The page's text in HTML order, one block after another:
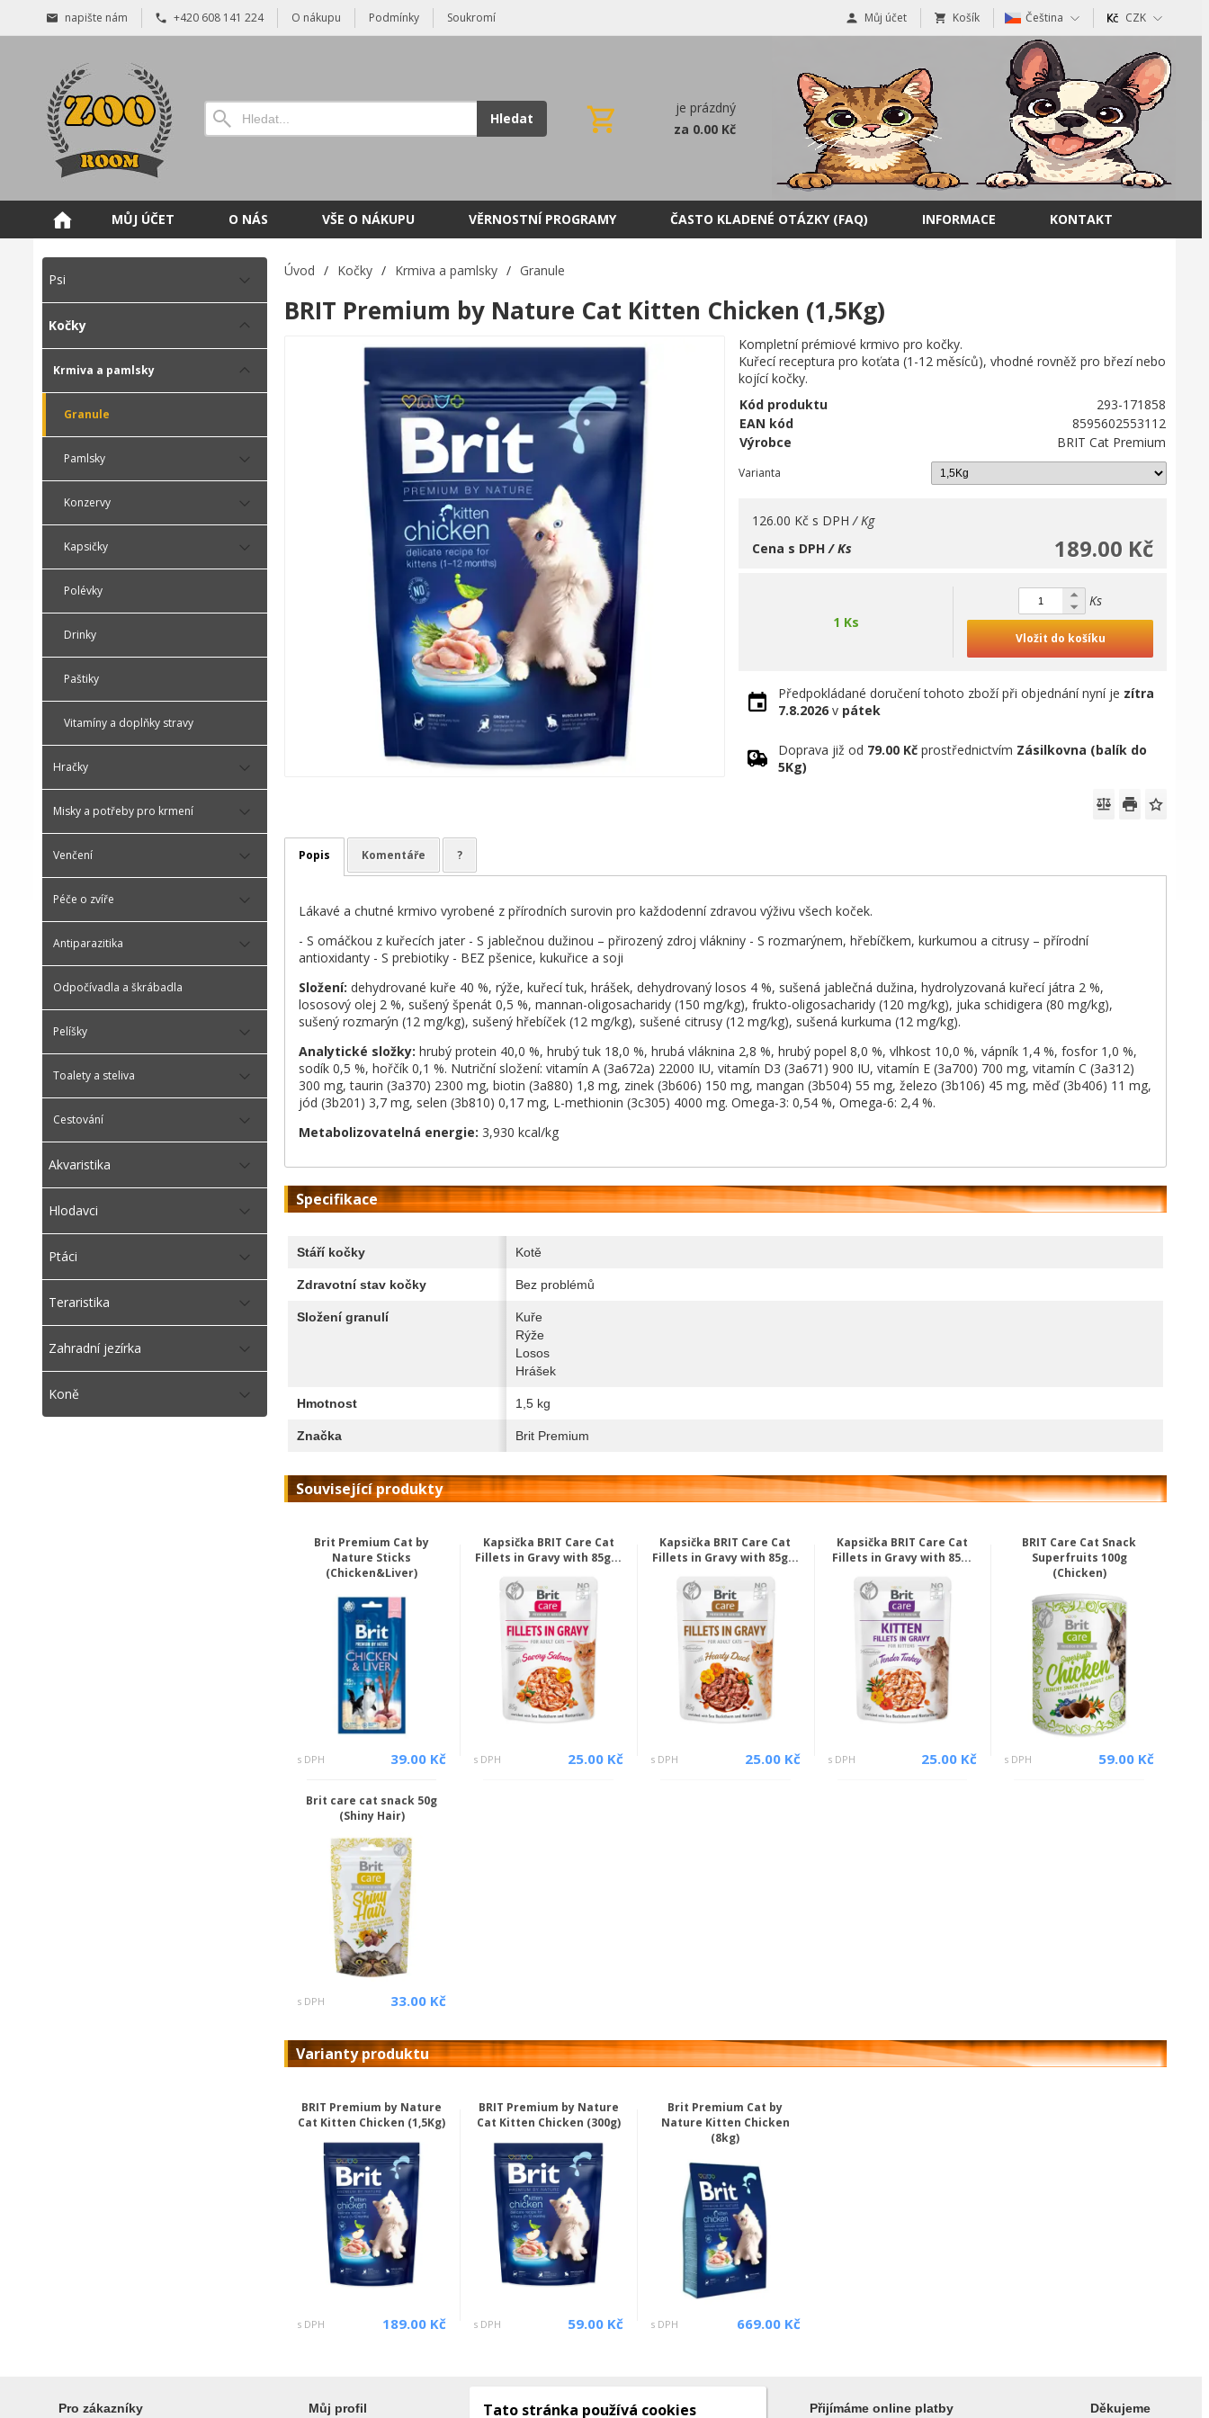
napište nám +420 608 141 224 O nákupu Podmínky Soukromí Můj účet Košík Čeština CZK
Hledat
je prázdný
za 0.00 Kč
MŮJ ÚČET O NÁS VŠE O NÁKUPU VĚRNOSTNÍ PROGRAMY ČASTO KLADENÉ OTÁZKY (FAQ) INFORMACE KONTAKT
Psi
Kočky
Krmiva a pamlsky
Granule
Pamlsky
Konzervy
Kapsičky
Polévky
Drinky
Paštiky
Vitamíny a doplňky stravy
Hračky
Misky a potřeby pro krmení
Venčení
Péče o zvíře
Antiparazitika
Odpočívadla a škrábadla
Pelíšky
Toalety a steliva
Cestování
Akvaristika
Hlodavci
Ptáci
Teraristika
Zahradní jezírka
Koně
Úvod / Kočky / Krmiva a pamlsky / Granule
BRIT Premium by Nature Cat Kitten Chicken (1,5Kg)
Kompletní prémiové krmivo pro kočky.
Kuřecí receptura pro koťata (1-12 měsíců), vhodné rovněž pro březí nebo
kojící kočky.
Kód produktu
293-171858
EAN kód
8595602553112
Výrobce
BRIT Cat Premium
Varianta
126.00 Kč s DPH / Kg
189.00 Kč
Cena s DPH/ Ks
1 Ks
Ks
Vložit do košíku
Předpokládané doručení tohoto zboží při objednání nyní je zítra
7.8.2026 v pátek
Doprava již od 79.00 Kč prostřednictvím Zásilkovna (balík do
5Kg)
Popis Komentáře ?
Lákavé a chutné krmivo vyrobené z přírodních surovin pro každodenní zdravou výživu všech koček.
- S omáčkou z kuřecích jater - S jablečnou dužinou – přirozený zdroj vlákniny - S rozmarýnem, hřebíčkem, kurkumou a citrusy – přírodní
antioxidanty - S prebiotiky - BEZ pšenice, kukuřice a soji
Složení: dehydrované kuře 40 %, rýže, kuřecí tuk, hrášek, dehydrovaný losos 4 %, sušená jablečná dužina, hydrolyzovaná kuřecí játra 2 %,
lososový olej 2 %, sušený špenát 0,5 %, mannan-oligosacharidy (150 mg/kg), frukto-oligosacharidy (120 mg/kg), juka schidigera (80 mg/kg),
sušený rozmarýn (12 mg/kg), sušený hřebíček (12 mg/kg), sušené citrusy (12 mg/kg), sušená kurkuma (12 mg/kg).
Analytické složky: hrubý protein 40,0 %, hrubý tuk 18,0 %, hrubá vláknina 2,8 %, hrubý popel 8,0 %, vlhkost 10,0 %, vápník 1,4 %, fosfor 1,0 %,
sodík 0,5 %, hořčík 0,1 %. Nutriční složení: vitamín A (3a672a) 22000 IU, vitamín D3 (3a671) 900 IU, vitamín E (3a700) 700 mg, vitamín C (3a312)
300 mg, taurin (3a370) 2300 mg, biotin (3a880) 1,8 mg, zinek (3b606) 150 mg, mangan (3b504) 55 mg, železo (3b106) 45 mg, měď (3b406) 11 mg,
jód (3b201) 3,7 mg, selen (3b810) 0,17 mg, L-methionin (3c305) 4000 mg. Omega-3: 0,54 %, Omega-6: 2,4 %.
Metabolizovatelná energie: 3,930 kcal/kg
Specifikace
Stáří kočky Kotě
Zdravotní stav kočky Bez problémů
Složení granulí
Kuře
Rýže
Losos
Hrášek
Hmotnost 1,5 kg
Značka Brit Premium
Související produkty
Brit Premium Cat by
Nature Sticks
(Chicken&Liver)
s DPH 39.00 Kč
Kapsička BRIT Care Cat
Fillets in Gravy with 85g...
s DPH 25.00 Kč
Kapsička BRIT Care Cat
Fillets in Gravy with 85g...
s DPH 25.00 Kč
Kapsička BRIT Care Cat
Fillets in Gravy with 85...
s DPH 25.00 Kč
BRIT Care Cat Snack
Superfruits 100g
(Chicken)
s DPH 59.00 Kč
Brit care cat snack 50g
(Shiny Hair)
s DPH 33.00 Kč
Varianty produktu
BRIT Premium by Nature
Cat Kitten Chicken (1,5Kg)
s DPH 189.00 Kč
BRIT Premium by Nature
Cat Kitten Chicken (300g)
s DPH 59.00 Kč
Brit Premium Cat by
Nature Kitten Chicken
(8kg)
s DPH 669.00 Kč
Pro zákazníky Můj profil Kontakty Přijímáme online platby Děkujeme
Tato stránka používá cookies